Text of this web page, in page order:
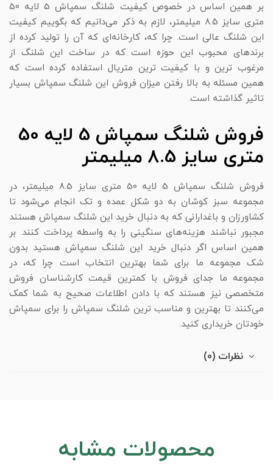
بر همین اساس در خصوص کیفیت شلنگ سمپاش 5 لایه 50
متری سایز 8.5 میلیمتر، لازم به ذکر می‌دانیم که بگوییم کیفیت
این شلنگ عالی است. چرا که، کارخانه‌ای که آن را تولید کرده از
برند‌های محبوب این حوزه است که در ساخت این شلنگ از
مرغوب ترین و با کیفیت ترین متریال استفاده کرده است که
همین مسئله به بالا رفتن میزان فروش این شلنگ سمپاش بسیار
تاثیر گذاشته است.
فروش شلنگ سمپاش 5 لایه 50
متری سایز 8.5 میلیمتر
فروش شلنگ سمپاش 5 لایه 50 متری سایز 8.5 میلیمتر، در
مجموعه سبز کوشان به دو شکل عمده و تک انجام می‌شود تا
کشاورزان و باغدارانی که به دنبال خرید این شلنگ سمپاش هستند
مجبور نباشند هزینه‌های سنگینی را به واسطه پرداخت کنند. بر
همین اساس اگر دنبال خرید این شلنگ سمپاش هستید بدون
شک مجموعه ما برای شما بهترین انتخاب است چرا که، در
مجموعه ما جدای فروش با کمترین قیمت کارشناسان فروش
متخصصی نیز هستند که با دادن اطلاعات صحیح به شما کمک
می‌کنند تا بهترین و مناسب ترین شلنگ سمپاش را برای سمپاش
خودتان خریداری کنید.
نظرات (0)
محصولات مشابه